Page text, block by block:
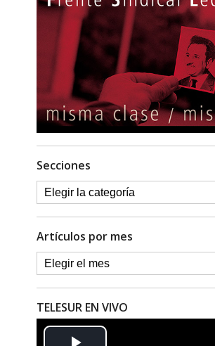
Secciones
Artículos por mes
TELESUR EN VIVO